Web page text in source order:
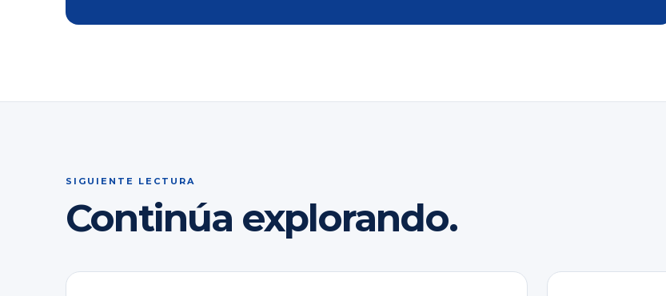
SIGUIENTE LECTURA
Continúa explorando.